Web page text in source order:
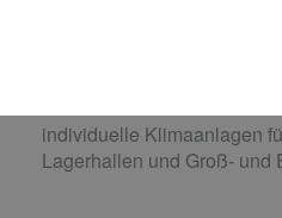
individuelle Klimaanlagen
Lagerhallen und Groß- und